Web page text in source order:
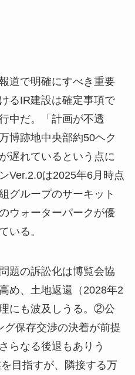
道で明確にすべき重要
るIR建設は確定事項で
中だ。「計画が不透
博跡地中央部約50ヘク
遅れているという点に
Ver.2.0は2025年6月時点
グループのサーキット
ウォーターパークが優
いる。
題の訴訟化は博覧会協
め、土地返還（ 2028年2
にも波及しうる。 ②公
グ保存交渉の決着が前提
らなる後退もありう
目指すが、隣接する万